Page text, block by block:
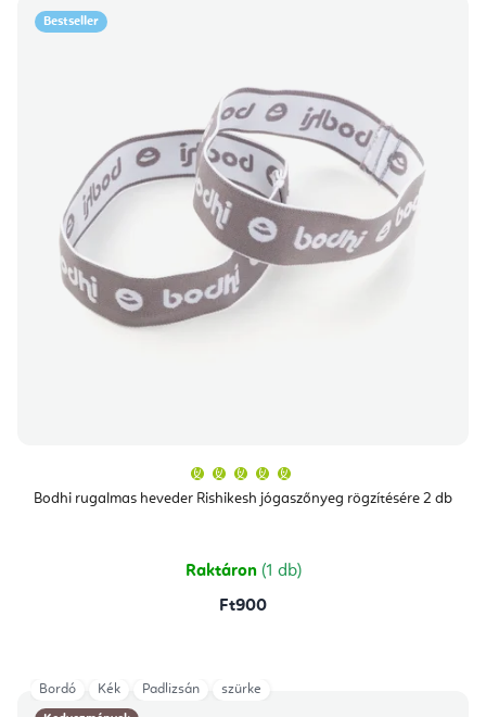
Bestseller
Bodhi rugalmas heveder Rishikesh jógaszőnyeg rögzítésére 2 db
átlagos
értékelése
csillag.
Raktáron (1 db)
Ft900
Bordó Kék Padlizsán szürke